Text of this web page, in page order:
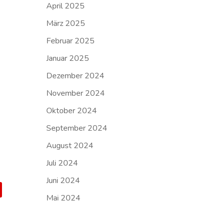
April 2025
März 2025
Februar 2025
Januar 2025
Dezember 2024
November 2024
Oktober 2024
September 2024
August 2024
Juli 2024
Juni 2024
Mai 2024